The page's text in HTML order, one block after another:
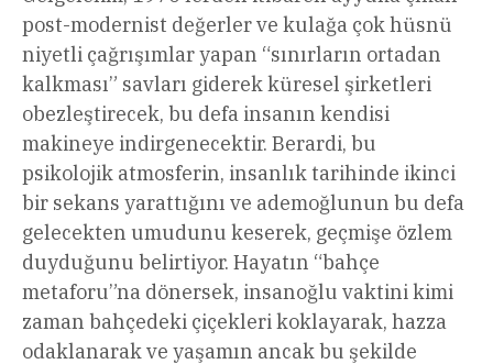
post-modernist değerler ve kulağa çok hüsnü
niyetli çağrışımlar yapan “sınırların ortadan
kalkması” savları giderek küresel şirketleri
obezleştirecek, bu defa insanın kendisi
makineye indirgenecektir. Berardi, bu
psikolojik atmosferin, insanlık tarihinde ikinci
bir sekans yarattığını ve ademoğlunun bu defa
gelecekten umudunu keserek, geçmişe özlem
duyduğunu belirtiyor. Hayatın “bahçe
metaforu”na dönersek, insanoğlu vaktini kimi
zaman bahçedeki çiçekleri koklayarak, hazza
odaklanarak ve yaşamın ancak bu şekilde